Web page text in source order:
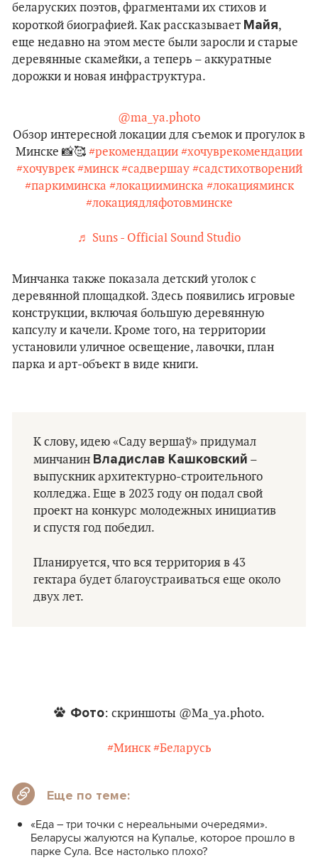
беларуских поэтов, фрагментами их стихов и
короткой биографией. Как рассказывает Майя,
еще недавно на этом месте были заросли и старые
деревянные скамейки, а теперь – аккуратные
дорожки и новая инфраструктура.
@ma_ya.photo
Обзор интересной локации для съемок и прогулок в
Минске 📸🥰 #рекомендации #хочуврекомендации
#хочуврек #минск #садвершау #садстихотворений
#паркиминска #локацииминска #локацияминск
#локациядляфотовминске
♬ Suns - Official Sound Studio
Минчанка также показала детский уголок с
деревянной площадкой. Здесь появились игровые
конструкции, включая большую деревянную
капсулу и качели. Кроме того, на территории
установили уличное освещение, лавочки, план
парка и арт-объект в виде книги.
К слову, идею «Саду вершаў» придумал
минчанин Владислав Кашковский –
выпускник архитектурно-строительного
колледжа. Еще в 2023 году он подал свой
проект на конкурс молодежных инициатив
и спустя год победил.
Планируется, что вся территория в 43
гектара будет благоустраиваться еще около
двух лет.
Фото: скриншоты @Ma_ya.photo.
#Минск #Беларусь
Еще по теме:
«Еда – три точки с нереальными очередями».
Беларусы жалуются на Купалье, которое прошло в
парке Сула. Все настолько плохо?